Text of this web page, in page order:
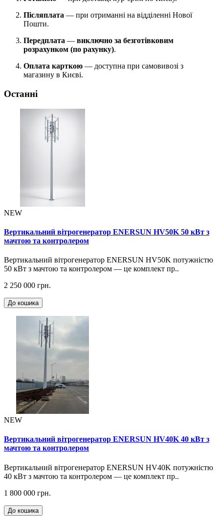
Післяплата — при отриманні на відділенні Нової
Пошти.
Передплата — виключно за безготівковим
розрахунком (по рахунку).
Оплата карткою — доступна при самовивозі з
магазину в Києві.
Останні
NEW
Вертикальний вітрогенератор ENERSUN HV50K 50 кВт з
мачтою та контролером
Вертикальний вітрогенератор ENERSUN HV50K потужністю
50 кВт з мачтою та контролером — це комплект пр..
2 250 000 грн.
До кошика
NEW
Вертикальний вітрогенератор ENERSUN HV40K 40 кВт з
мачтою та контролером
Вертикальний вітрогенератор ENERSUN HV40K потужністю
40 кВт з мачтою та контролером — це комплект пр..
1 800 000 грн.
До кошика